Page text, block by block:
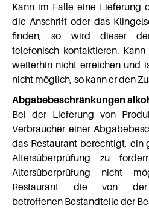
Kann im Falle eine Lieferung
die Anschrift oder das
finden, so wird dieser
telefonisch kontaktieren.
weiterhin nicht erreichen und
nicht möglich, so kann er den
Abgabebeschränkungen
Bei der Lieferung von
Verbraucher einer
das Restaurant berechtigt, ein
Altersüberprüfung zu
Altersüberprüfung nicht
Restaurant die von der
betroffenen Bestandteile der